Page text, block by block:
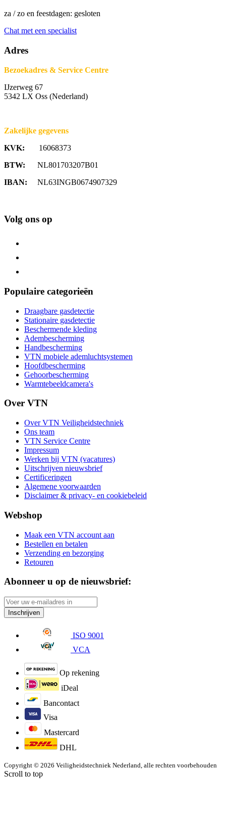
za / zo en feestdagen: gesloten
Chat met een specialist
Adres
Bezoekadres & Service Centre
IJzerweg 67
5342 LX Oss (Nederland)
Zakelijke gegevens
KVK: 16068373
BTW: NL801703207B01
IBAN: NL63INGB0674907329
Volg ons op
Populaire categorieën
Draagbare gasdetectie
Stationaire gasdetectie
Beschermende kleding
Adembescherming
Handbescherming
VTN mobiele ademluchtsystemen
Hoofdbescherming
Gehoorbescherming
Warmtebeeldcamera's
Over VTN
Over VTN Veiligheidstechniek
Ons team
VTN Service Centre
Impressum
Werken bij VTN (vacatures)
Uitschrijven nieuwsbrief
Certificeringen
Algemene voorwaarden
Disclaimer & privacy- en cookiebeleid
Webshop
Maak een VTN account aan
Bestellen en betalen
Verzending en bezorging
Retouren
Abonneer u op de nieuwsbrief:
Inschrijven
ISO 9001
VCA
Op rekening
iDeal
Bancontact
Visa
Mastercard
DHL
Copyright © 2026 Veiligheidstechniek Nederland, alle rechten voorbehouden
Scroll to top